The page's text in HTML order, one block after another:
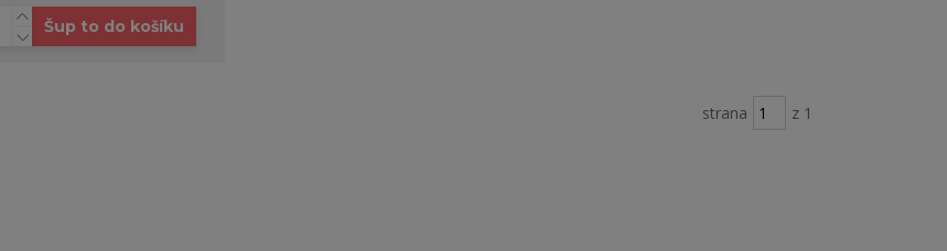
Šup to do košíku
strana z 1